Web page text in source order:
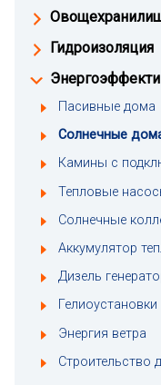
Гидроизоляция
Пасивные дома
Солнечные
Камины с
Тепловые
Солнечные
Аккумулятор
Дизель
Гелиоустановки
Энергия ветра
Строительство